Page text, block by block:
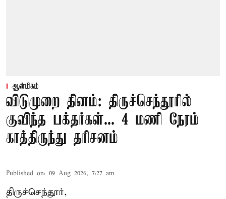
ஆன்மிகம்
விடுமுறை தினம்: திருச்செந்தூரில்
குவிந்த பக்தர்கள்... 4 மணி நேரம்
காத்திருந்து தரிசனம்
Published on: 09 Aug 2026, 7:27 am
திருச்செந்தூர்,